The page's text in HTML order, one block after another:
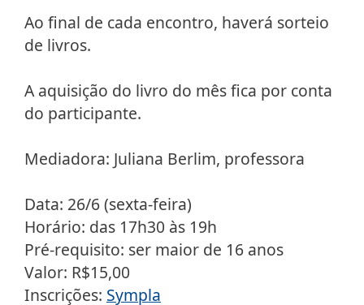
Ao final de cada encontro, haverá sorteio
de livros.
A aquisição do livro do mês fica por conta
do participante.
Mediadora: Juliana Berlim, professora
Data: 26/6 (sexta-feira)
Horário: das 17h30 às 19h
Pré-requisito: ser maior de 16 anos
Valor: R$15,00
Inscrições: Sympla